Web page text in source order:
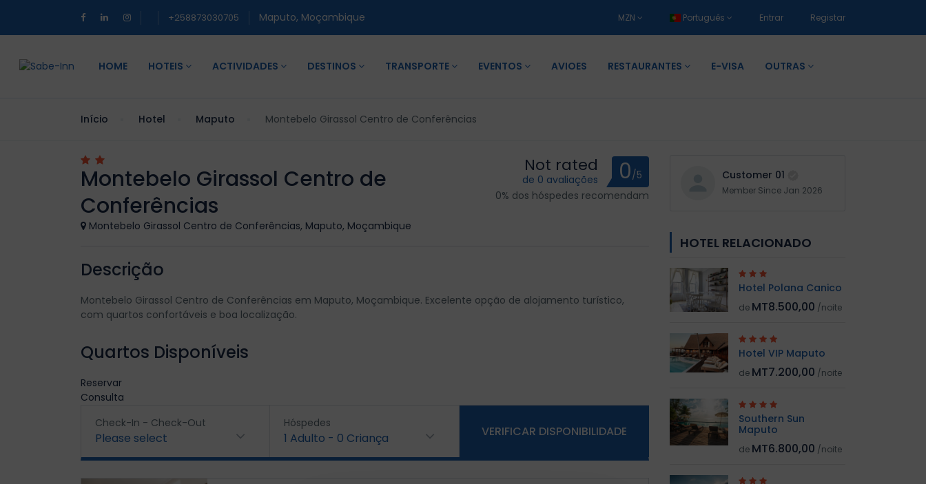
+258873030705 Maputo, Moçambique MZN Português Entrar Registar
HOME HOTEIS ACTIVIDADES DESTINOS TRANSPORTE EVENTOS AVIOES RESTAURANTES E-VISA OUTRAS
Início Hotel Maputo Montebelo Girassol Centro de Conferências
Montebelo Girassol Centro de
Conferências
Montebelo Girassol Centro de Conferências, Maputo, Moçambique
Not rated
de 0 avaliações 0/5
0% dos hóspedes recomendam
Descrição
Montebelo Girassol Centro de Conferências em Maputo, Moçambique. Excelente opção de alojamento turístico,
com quartos confortáveis e boa localização.
Quartos Disponíveis
Reservar
Consulta
Check-In - Check-Out
Please select
Hóspedes
1 Adulto - 0 Criança VERIFICAR DISPONIBILIDADE
Customer 01
Member Since Jan 2026
HOTEL RELACIONADO
Hotel Polana Canico
de MT8.500,00 /noite
Hotel VIP Maputo
de MT7.200,00 /noite
Southern Sun
Maputo
de MT6.800,00 /noite